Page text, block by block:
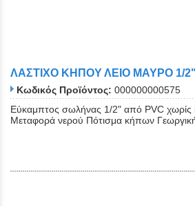
ΛΑΣΤΙΧΟ ΚΗΠΟΥ ΛΕΙΟ ΜΑΥΡΟ 1/
Κωδικός Προϊόντος: 000000000575
Εύκαμπτος σωλήνας 1/2" από PVC χωρίς
Μεταφορά νερού Πότισμα κήπων